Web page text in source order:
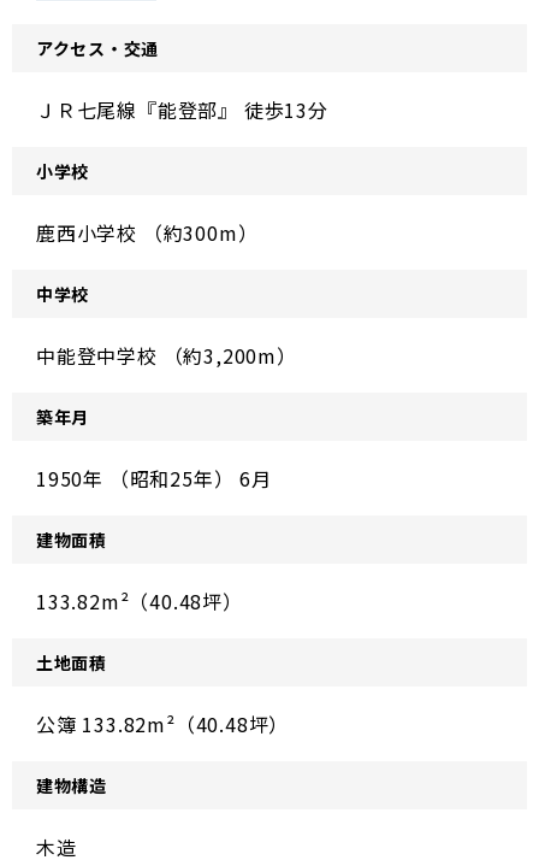
アクセス・交通
ＪＲ七尾線『能登部』 徒歩13分
小学校
鹿西小学校 （約300m）
中学校
中能登中学校 （約3,200m）
築年月
1950年 （昭和25年） 6月
建物面積
133.82m²（40.48坪）
土地面積
公簿 133.82m²（40.48坪）
建物構造
木造